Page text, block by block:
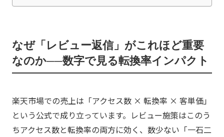
なぜ「レビュー返信」がこれほど重要
なのか──数字で見る転換率インパクト
楽天市場での売上は「アクセス数 × 転換率 × 客単価」
という公式で成り立っています。レビュー施策はこのう
ちアクセス数と転換率の両方に効く、数少ない「一石二